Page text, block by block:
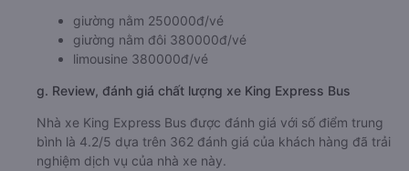
giường nằm 250000đ/vé
giường nằm đôi 380000đ/vé
limousine 380000đ/vé
g. Review, đánh giá chất lượng xe King Express Bus
Nhà xe King Express Bus được đánh giá với số điểm trung
bình là 4.2/5 dựa trên 362 đánh giá của khách hàng đã trải
nghiệm dịch vụ của nhà xe này.